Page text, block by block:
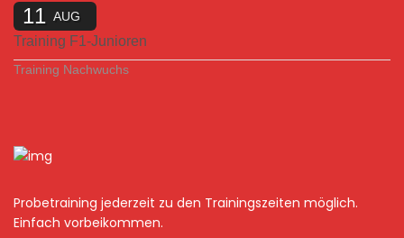
11 AUG
Training F1-Junioren
Training Nachwuchs
Probetraining jederzeit zu den Trainingszeiten möglich.
Einfach vorbeikommen.